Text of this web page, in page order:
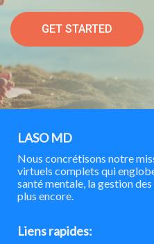
GET STARTED
LASO MD
Nous concrétisons notre
virtuels complets qui
santé mentale, la gestion
plus encore.
Liens rapides: